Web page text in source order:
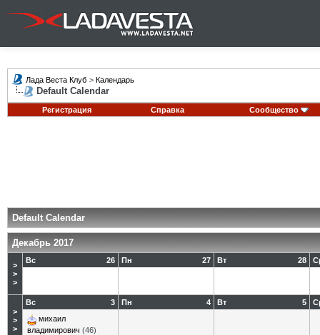
Лада Веста Клуб > Календарь
Default Calendar
Регистрация Справка Сообщество
Default Calendar
Декабрь 2017
>
>
>
26
Вс 27
Пн 28
Вт
>
>
>
3
Вс
михаил
владимирович (46)
4
Пн 5
Вт